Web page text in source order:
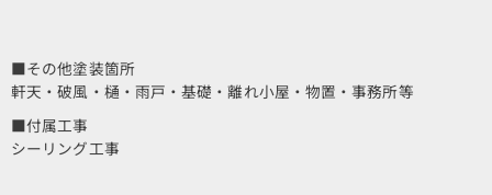
■その他塗装箇所
軒天・破風・樋・雨戸・基礎・離れ小屋・物置・事務所等
■付属工事
シーリング工事